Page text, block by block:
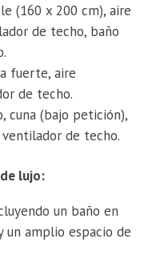
(160 x 200 cm), aire
de techo, baño
fuerte, aire
de techo.
cuna (bajo petición),
ventilador de techo.
lujo:
un baño en
un amplio espacio de